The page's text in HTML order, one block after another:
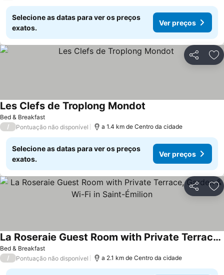
Selecione as datas para ver os preços
exatos.
Ver preços
Partilhar
Bed & Breakfast
Les Clefs de Troplong Mondot
/ Pontuação não disponível a 1.4 km de Centro da cidade
Selecione as datas para ver os preços
exatos.
Ver preços
Partilhar
Bed & Breakfast
La Roseraie Guest Room with Private Terrace, Garden & Wi-Fi in Saint-Émilion
Ver preços
/ Pontuação não disponível a 2.1 km de Centro da cidade